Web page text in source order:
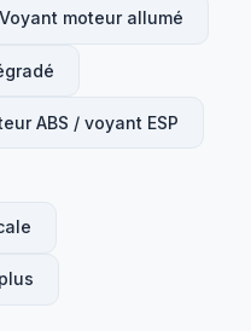
Voyant moteur allumé
ABS / voyant ESP